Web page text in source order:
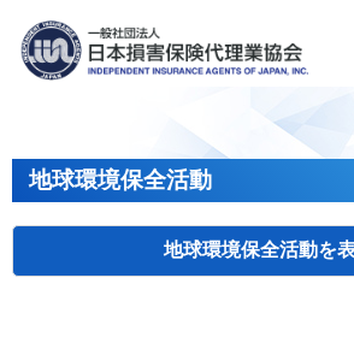
地球環境保全活動
地球環境保全活動